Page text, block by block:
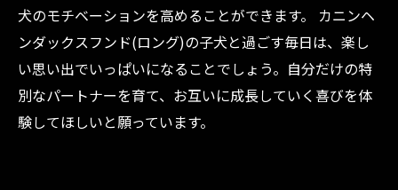
犬のモチベーションを高めることができます。 カニンヘ
ンダックスフンド(ロング)の子犬と過ごす毎日は、楽し
い思い出でいっぱいになることでしょう。自分だけの特
別なパートナーを育て、お互いに成長していく喜びを体
験してほしいと願っています。